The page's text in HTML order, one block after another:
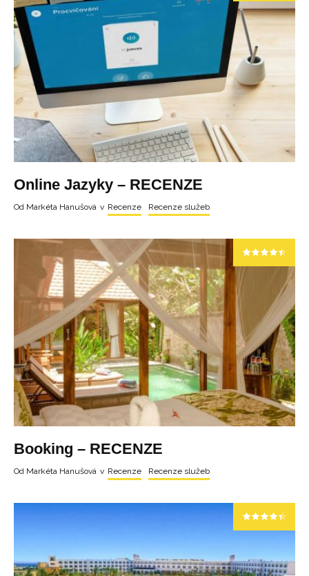
Online Jazyky – RECENZE
Od Markéta Hanušová v Recenze Recenze služeb
Booking – RECENZE
Od Markéta Hanušová v Recenze Recenze služeb